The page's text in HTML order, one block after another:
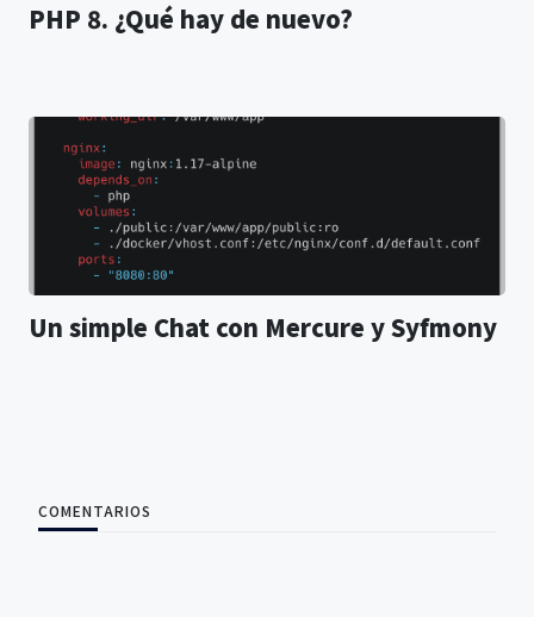
PHP 8. ¿Qué hay de nuevo?
Un simple Chat con Mercure y Syfmony
COMENTARIOS